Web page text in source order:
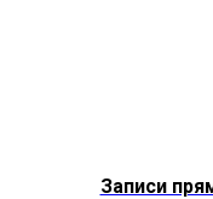
Записи